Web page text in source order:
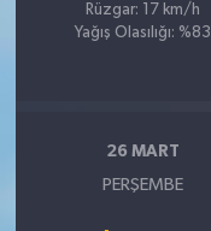
Rüzgar: 17 km/h
Yağış Olasılığı: %83
26 MART
PERŞEMBE